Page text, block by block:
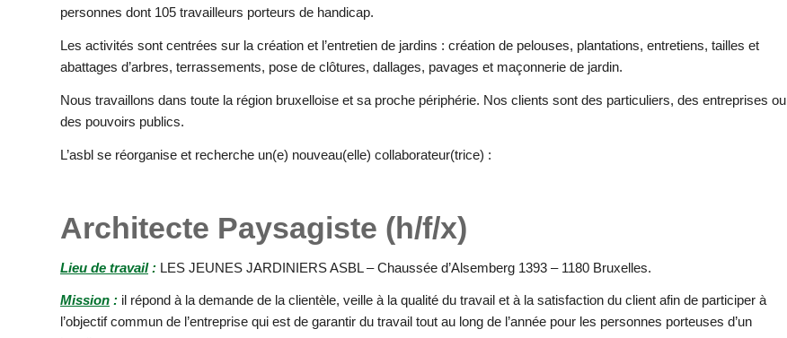
personnes dont 105 travailleurs porteurs de handicap.
Les activités sont centrées sur la création et l’entretien de jardins : création de pelouses, plantations, entretiens, tailles et
abattages d’arbres, terrassements, pose de clôtures, dallages, pavages et maçonnerie de jardin.
Nous travaillons dans toute la région bruxelloise et sa proche périphérie. Nos clients sont des particuliers, des entreprises ou
des pouvoirs publics.
L’asbl se réorganise et recherche un(e) nouveau(elle) collaborateur(trice) :
Architecte Paysagiste (h/f/x)
Lieu de travail: LES JEUNES JARDINIERS ASBL – Chaussée d’Alsemberg 1393 – 1180 Bruxelles.
Mission : il répond à la demande de la clientèle, veille à la qualité du travail et à la satisfaction du client afin de participer à
l’objectif commun de l’entreprise qui est de garantir du travail tout au long de l’année pour les personnes porteuses d’un